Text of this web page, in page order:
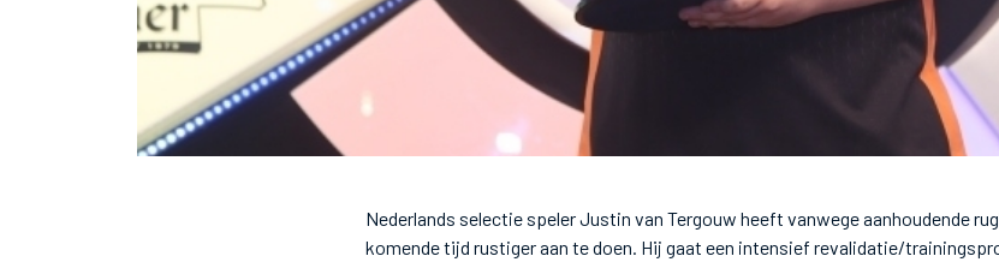
Nederlands selectie speler Justin van Tergouw heeft vanwege aanhoudende
komende tijd rustiger aan te doen. Hij gaat een intensief revalidatie/